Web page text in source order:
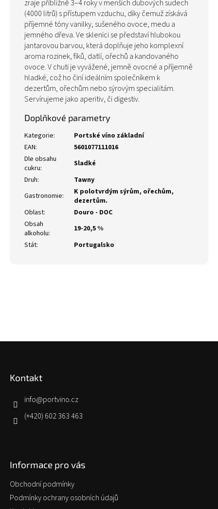
zraje přibližně 3–4 roky v menších dubových sudech
(4000 litrů) s přístupem vzduchu, díky čemuž získává
příjemné tóny vanilky, sušeného ovoce, medu a
jemného dřeva. Ve sklenici se představí hlubokou
jantarovou barvou, která doplňuje jeho komplexní
aroma rozinek, fíků, datlí, ořechů a kandovaného
ovoce. V chuti je vyvážené, jemně ovocné a příjemně
hladké, což ho činí ideálním společníkem k
dezertům, ořechům nebo sýrovým specialitám.
Servírujeme jako aperitiv, či digestiv.
Doplňkové parametry
Kategorie:
Portské víno základní
EAN:
5601077111016
Dle obsahu
cukru:
Sladké
Druh:
Tawny
Gastronomie:
K polotvrdým sýrům, ořechům,
dezertům.
Oblast:
Douro - DOC
Obsah
alkoholu:
19-20,5 %
Stát: Portugalsko
Kontakt
info@portvino.cz
(+420) 602 363 463
Informace pro vás
Obchodní podmínky
Podmínky ochrany osobních údajů